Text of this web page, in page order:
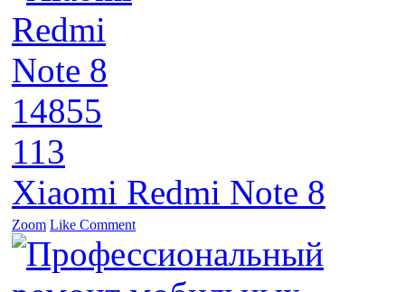
14855
113
Xiaomi Redmi Note 8
Zoom Like Comment